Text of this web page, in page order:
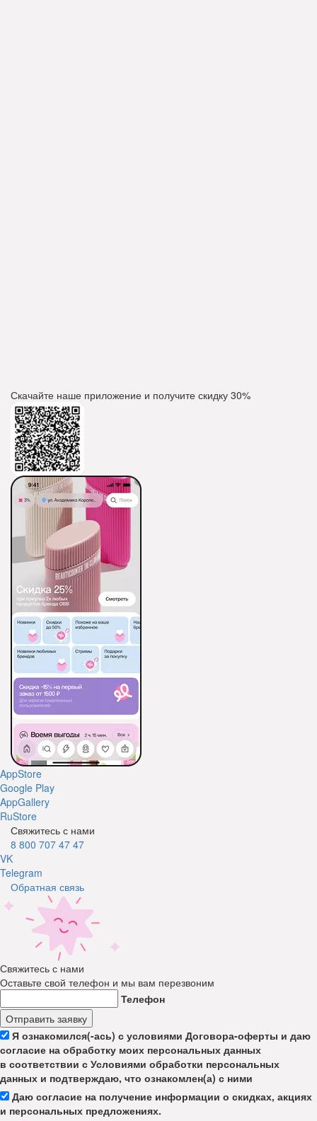
Скачайте наше приложение и получите скидку 30%
AppStore
Google Play
AppGallery
RuStore
Свяжитесь с нами
8 800 707 47 47
VK
Telegram
Обратная связь
Свяжитесь с нами
Оставьте свой телефон и мы вам перезвоним
Телефон
Отправить заявку
Я ознакомился(-ась) с условиями Договора-оферты и даю
согласие на обработку моих персональных данных
в соответствии с Условиями обработки персональных
данных и подтверждаю, что ознакомлен(а) с ними
Даю согласие на получение информации о скидках, акциях
и персональных предложениях.